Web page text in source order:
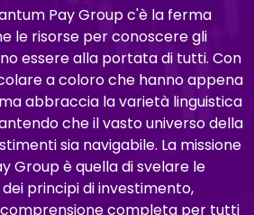
Pay Group c'è la ferma
le risorse per conoscere gli
essere alla portata di tutti. Con
a coloro che hanno appena
abbraccia la varietà linguistica
che il vasto universo della
sia navigabile. La missione
Group è quella di svelare le
principi di investimento,
completa per tutti